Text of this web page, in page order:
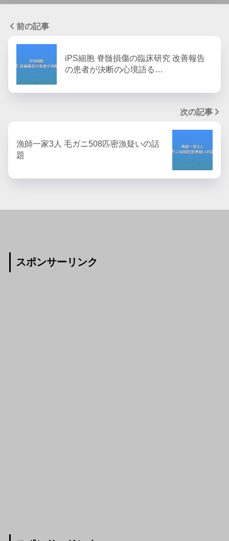
前の記事
iPS細胞 脊髄損傷の臨床研究 改善報告
の患者が決断の心境語る…
次の記事
漁師一家3人 毛ガニ508匹密漁疑いの話
題
スポンサーリンク